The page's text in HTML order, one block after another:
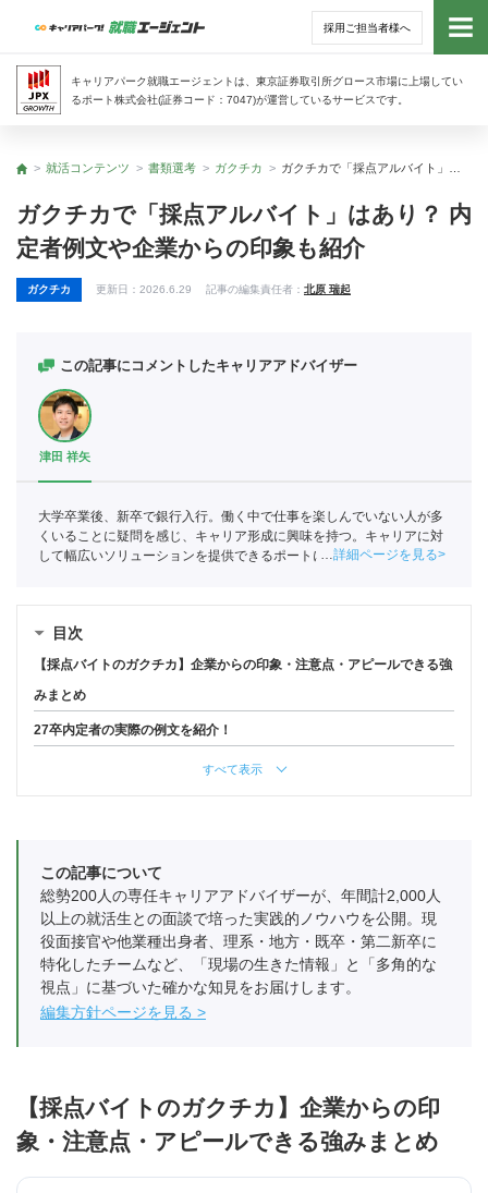
採用ご担当者様へ
キャリアパーク就職エージェントは、東京証券取引所グロース市場に上場してい
るポート株式会社(証券コード：7047)が運営しているサービスです。
トッ
トップ
就活コンテンツ 書類選考 ガクチカ
ガクチカで「採点アルバイト」はあり？ 内
定者例文や企業からの印象も紹介
ガクチカ 更新日： 2026.6.29 記事の編集責任者： 北原 瑞起
この記事にコメントしたキャリアアドバイザー
津田 祥矢
大学卒業後、新卒で銀行入行。働く中で仕事を楽しんでいない人が多
くいることに疑問を感じ、キャリア形成に興味を持つ。キャリアに対
して幅広いソリューションを提供できるポートに入社し、現在はキャ
詳細ページを見る
目次
【採点バイトのガクチカ】企業からの印象・注意点・アピールできる強
みまとめ
27卒内定者の実際の例文を紹介！
すべて表示
この記事について
総勢200人の専任キャリアアドバイザーが、年間計2,000人
以上の就活生との面談で培った実践的ノウハウを公開。現
役面接官や他業種出身者、理系・地方・既卒・第二新卒に
特化したチームなど、「現場の生きた情報」と「多角的な
視点」に基づいた確かな知見をお届けします。
編集方針ページを見る
【採点バイトのガクチカ】企業からの印
象・注意点・アピールできる強みまとめ